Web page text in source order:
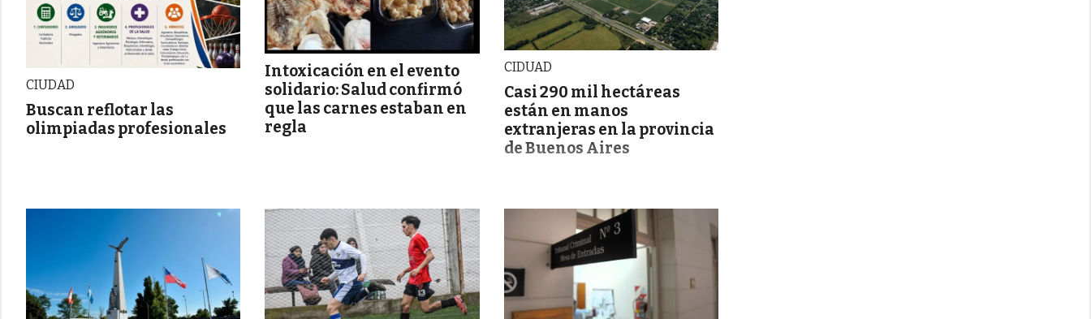
CIUDAD
Buscan reflotar las
olimpiadas profesionales
Intoxicación en el evento
solidario: Salud confirmó
que las carnes estaban en
regla
CIDUAD
Casi 290 mil hectáreas
están en manos
extranjeras en la provincia
de Buenos Aires